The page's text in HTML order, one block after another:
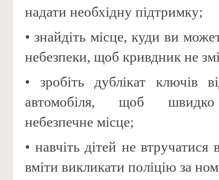
надати необхідну підтримку;
• знайдіть місце, куди ви
небезпеки, щоб кривдник не
• зробіть дублікат ключів
автомобіля, щоб
небезпечне місце;
• навчіть дітей не втручатися
вміти викликати поліцію за